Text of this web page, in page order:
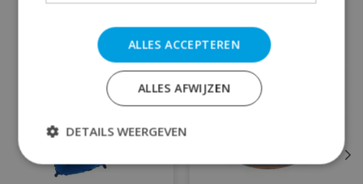
Items van productcarrousel
ALLES ACCEPTEREN
ALLES AFWIJZEN
DETAILS WEERGEVEN